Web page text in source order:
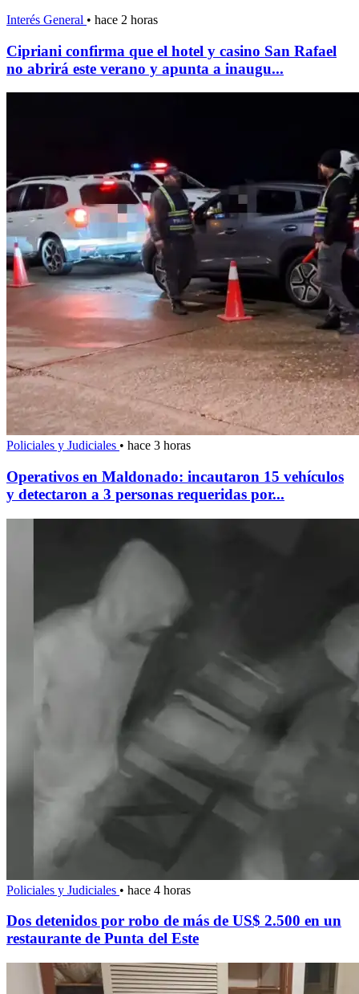
Interés General • hace 2 horas
Cipriani confirma que el hotel y casino San Rafael
no abrirá este verano y apunta a inaugu...
Policiales y Judiciales • hace 3 horas
Operativos en Maldonado: incautaron 15 vehículos
y detectaron a 3 personas requeridas por...
Policiales y Judiciales • hace 4 horas
Dos detenidos por robo de más de US$ 2.500 en un
restaurante de Punta del Este